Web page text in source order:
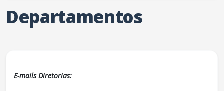
Departamentos
E-mails Diretorias: